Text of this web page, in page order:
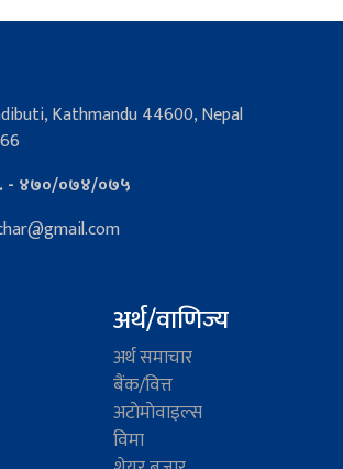
Kathmandu 44600, Nepal
- ४७०/०७४/०७५
अर्थ/वाणिज्य
अर्थ समाचार
बैंक/वित्त
अटाेमाेवाइल्स
विमा